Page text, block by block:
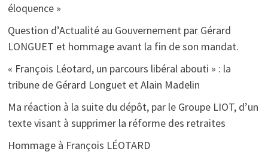
éloquence »
Question d’Actualité au Gouvernement par Gérard
LONGUET et hommage avant la fin de son mandat.
« François Léotard, un parcours libéral abouti » : la
tribune de Gérard Longuet et Alain Madelin
Ma réaction à la suite du dépôt, par le Groupe LIOT, d’un
texte visant à supprimer la réforme des retraites
Hommage à François LÉOTARD